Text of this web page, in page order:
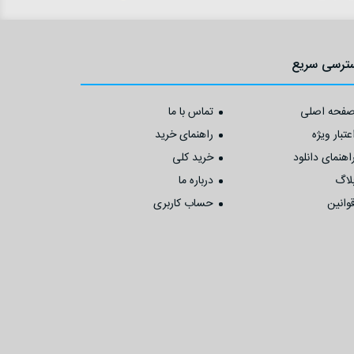
سریع
صفحه اصلی
تماس با ما
اعتبار ویژه
راهنمای خرید
راهنمای دانلود
خرید کلی
درباره ما
قوانین
حساب کاربری